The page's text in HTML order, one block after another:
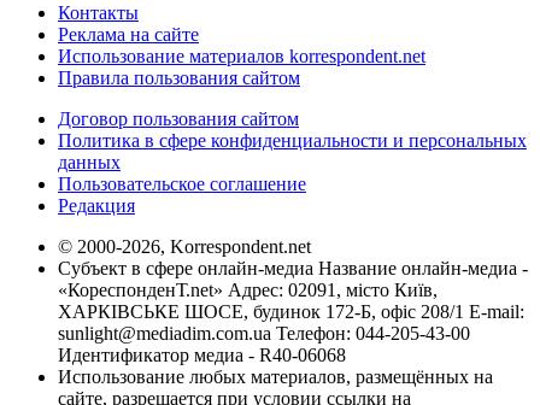
Контакты
Реклама на сайте
Использование материалов korrespondent.net
Правила пользования сайтом
Договор пользования сайтом
Политика в сфере конфиденциальности и персональных
данных
Пользовательское соглашение
Редакция
© 2000-2026, Korrespondent.net
Субъект в сфере онлайн-медиа Название онлайн-медиа -
«КореспонденТ.net» Адрес: 02091, місто Київ,
ХАРКІВСЬКЕ ШОСЕ, будинок 172-Б, офіс 208/1 E-mail:
sunlight@mediadim.com.ua Телефон: 044-205-43-00
Идентификатор медиа - R40-06068
Использование любых материалов, размещённых на
сайте, разрешается при условии ссылки на